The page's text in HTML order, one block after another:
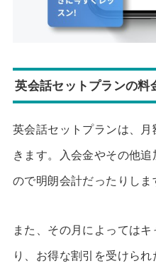
英会話セットプランの料
英会話セットプランは、
きます。入会金やその他
ので明朗会計だったりしま
また、その月によっては
り、お得な割引を受けられ